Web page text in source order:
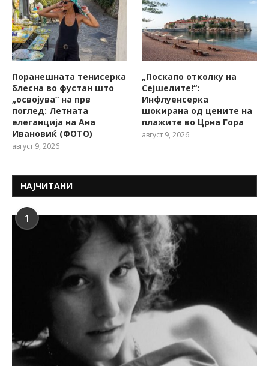
Поранешната тенисерка
блесна во фустан што
„освојува“ на прв
поглед: Летната
елеганција на Ана
Ивановиќ (ФОТО)
август 9, 2026
„Поскапо отколку на
Сејшелите!“:
Инфлуенсерка
шокирана од цените на
плажите во Црна Гора
август 9, 2026
НАЈЧИТАНИ
1